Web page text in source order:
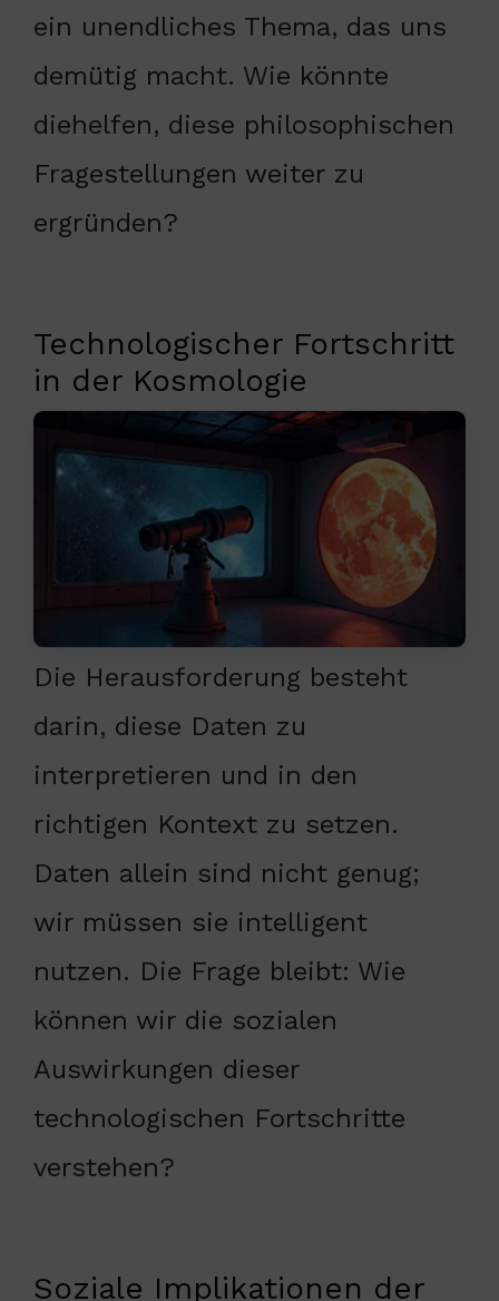
ein unendliches Thema, das uns
demütig macht. Wie könnte
diehelfen, diese philosophischen
Fragestellungen weiter zu
ergründen?
Technologischer Fortschritt
in der Kosmologie
Die Herausforderung besteht
darin, diese Daten zu
interpretieren und in den
richtigen Kontext zu setzen.
Daten allein sind nicht genug;
wir müssen sie intelligent
nutzen. Die Frage bleibt: Wie
können wir die sozialen
Auswirkungen dieser
technologischen Fortschritte
verstehen?
Soziale Implikationen der